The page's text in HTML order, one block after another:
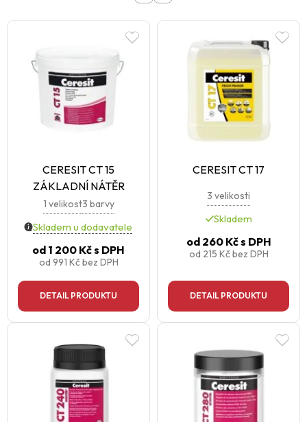
CERESIT CT 15
ZÁKLADNÍ NÁTĚR
1 velikost3 barvy
Skladem u dodavatele
od 1 200 Kčs DPH
od 991 Kčbez DPH
DETAIL PRODUKTU
CERESIT CT 17
3 velikosti
Skladem
od260 Kčs DPH
od 215 Kčbez DPH
DETAIL PRODUKTU